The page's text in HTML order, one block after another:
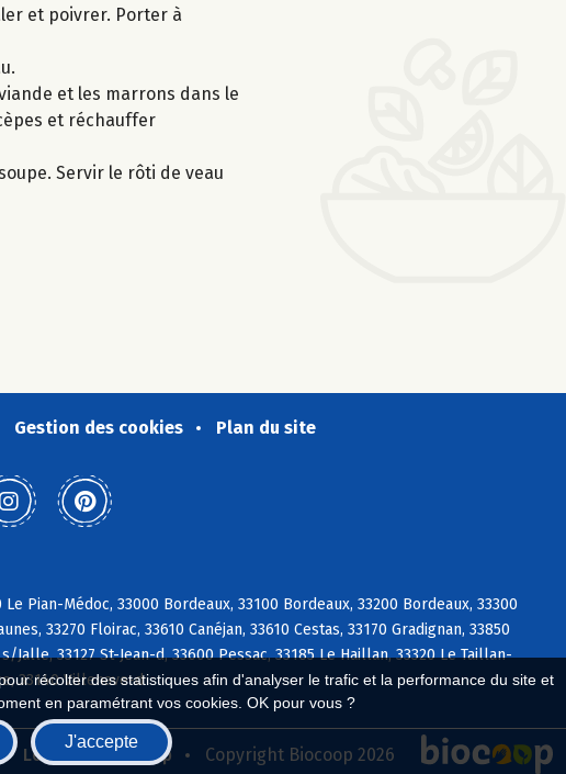
récolter des statistiques afin d'analyser le trafic et la performance du site et
en paramétrant vos cookies. OK pour vous ?
J'accepte
et poivrer. Porter à
et les marrons dans le
et réchauffer
Servir le rôti de veau
Gestion des cookies Plan du site
Pian-Médoc, 33000 Bordeaux, 33100 Bordeaux, 33200 Bordeaux, 33300
33270 Floirac, 33610 Canéjan, 33610 Cestas, 33170 Gradignan, 33850
33127 St-Jean-d, 33600 Pessac, 33185 Le Haillan, 33320 Le Taillan-
33140 Villenave-d
Le réseau Biocoop Copyright Biocoop 2026